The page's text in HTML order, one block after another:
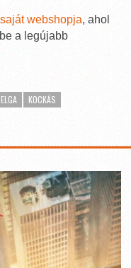
webshopja, ahol
a legújabb
KOCKÁS